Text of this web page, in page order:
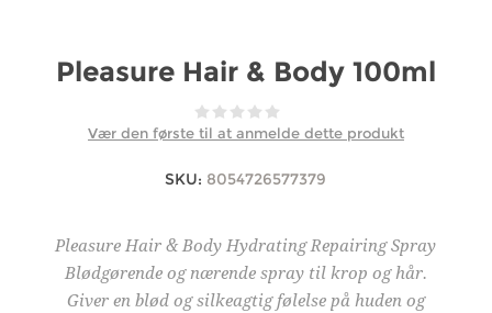
Pleasure Hair & Body 100ml
Vær den første til at anmelde dette produkt
SKU: 8054726577379
Pleasure Hair & Body Hydrating Repairing Spray
Blødgørende og nærende spray til krop og hår.
Giver en blød og silkeagtig følelse på huden og